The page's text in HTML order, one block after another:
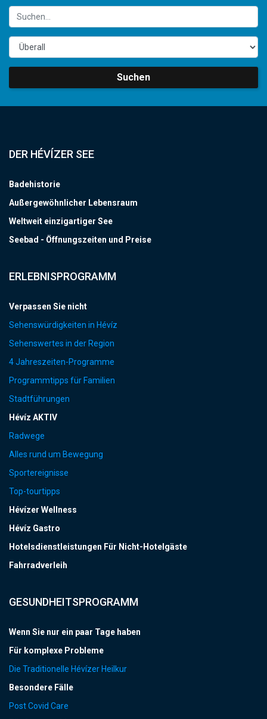
Suchen
DER HÉVÍZER SEE
Badehistorie
Außergewöhnlicher Lebensraum
Weltweit einzigartiger See
Seebad - Öffnungszeiten und Preise
ERLEBNISPROGRAMM
Verpassen Sie nicht
Sehenswürdigkeiten in Hévíz
Sehenswertes in der Region
4 Jahreszeiten-Programme
Programmtipps für Familien
Stadtführungen
Hévíz AKTIV
Radwege
Alles rund um Bewegung
Sportereignisse
Top-tourtipps
Hévízer Wellness
Hévíz Gastro
Hotelsdienstleistungen Für Nicht-Hotelgäste
Fahrradverleih
GESUNDHEITSPROGRAMM
Wenn Sie nur ein paar Tage haben
Für komplexe Probleme
Die Traditionelle Hévízer Heilkur
Besondere Fälle
Post Covid Care